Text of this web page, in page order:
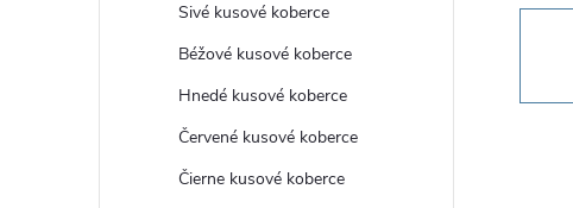
Sivé kusové koberce
Béžové kusové koberce
Hnedé kusové koberce
Červené kusové koberce
Čierne kusové koberce